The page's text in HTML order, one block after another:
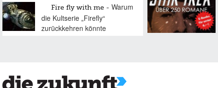
Fire fly with me
Warum
die Kultserie „Firefly“
zurückkehren könnte